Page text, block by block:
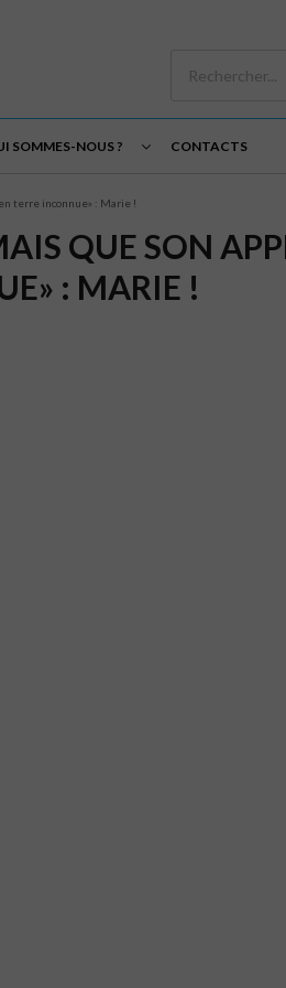
SOMMES-NOUS ? CONTACTS
terre inconnue» : Marie !
QUE SON
: MARIE !